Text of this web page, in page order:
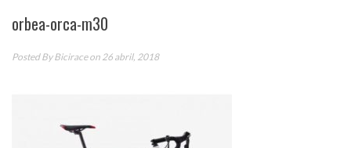
orbea-orca-m30
Posted ByBiciraceon 26 abril, 2018